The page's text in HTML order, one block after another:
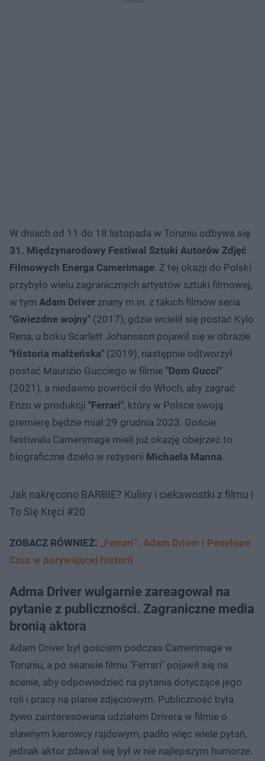
W dniach od 11 do 18 listopada w Toruniu odbywa się
31. Międzynarodowy Festiwal Sztuki Autorów Zdjęć
Filmowych Energa Camerimage. Z tej okazji do Polski
przybyło wielu zagranicznych artystów sztuki filmowej,
w tym Adam Driver znany m in. z takich filmów seria
"Gwiezdne wojny" (2017), gdzie wcielił się postać Kylo
Rena, u boku Scarlett Johansson pojawił się w obrazie
"Historia małżeńska" (2019), następnie odtworzył
postać Maurizio Gucciego w filmie "Dom Gucci"
(2021), a niedawno powrócił do Włoch, aby zagrać
Enzo w produkcji "Ferrari", który w Polsce swoją
premierę będzie miał 29 grudnia 2023. Goście
festiwalu Camerimage mieli już okazję obejrzeć to
biograficzne dzieło w reżyserii Michaela Manna.
Jak nakręcono BARBIE? Kulisy i ciekawostki z filmu |
To Się Kręci #20
ZOBACZ RÓWNIEŻ: „Ferrari”. Adam Driver i Penelope
Cruz w porywającej historii
Adma Driver wulgarnie zareagował na
pytanie z publiczności. Zagraniczne media
bronią aktora
Adam Driver był gościem podczas Camerimage w
Toruniu, a po seansie filmu "Ferrari" pojawił się na
scenie, aby odpowiedzieć na pytania dotyczące jego
roli i pracy na planie zdjęciowym. Publiczność była
żywo zainteresowana udziałem Drivera w filmie o
sławnym kierowcy rajdowym, padło więc wiele pytań,
jednak aktor zdawał się był w nie najlepszym humorze.